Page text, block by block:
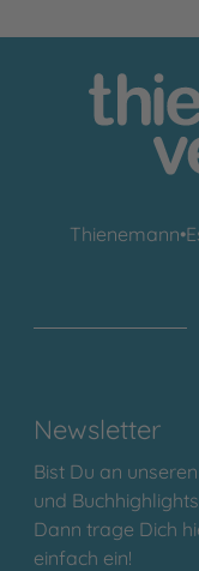
Thienemann•
Newsletter
Bist Du an
und
Dann trage Dich
einfach ein!